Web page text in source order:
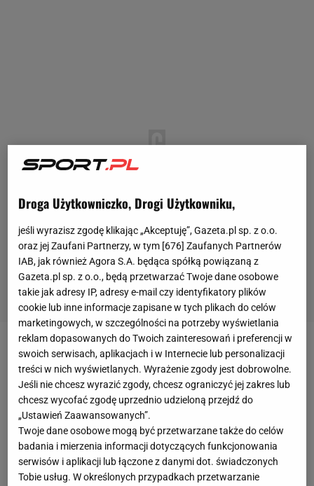
Iga Świątek (1.WTA) nie przestaje zachwycać w
WTA Finals. Polka po pewnych zwycięstwach z Darią
Kasatkiną (8. WTA) i Caroline Garcią (6. WTA) na
zakończenie fazy grupowej mierzyła się z Coco
Gauff (4. WTA). Liderka światowego rankingu już
przed tym spotkaniem była pewna awansu do
półfinału, jednak przypieczętowała miejsce w
Droga Użytkowniczko, Drogi Użytkowniku,
jeśli wyrazisz zgodę klikając „Akceptuję”, Gazeta.pl sp. z o.o.
oraz jej Zaufani Partnerzy, w tym [676] Zaufanych Partnerów
IAB, jak również Agora S.A. będąca spółką powiązaną z
Gazeta.pl sp. z o.o., będą przetwarzać Twoje dane osobowe
takie jak adresy IP, adresy e-mail czy identyfikatory plików
cookie lub inne informacje zapisane w tych plikach do celów
marketingowych, w szczególności na potrzeby wyświetlania
reklam dopasowanych do Twoich zainteresowań i preferencji w
swoich serwisach, aplikacjach i w Internecie lub personalizacji
treści w nich wyświetlanych. Wyrażenie zgody jest dobrowolne.
Jeśli nie chcesz wyrazić zgody, chcesz ograniczyć jej zakres lub
chcesz wycofać zgodę uprzednio udzieloną przejdź do
„Ustawień Zaawansowanych”.
Twoje dane osobowe mogą być przetwarzane także do celów
badania i mierzenia informacji dotyczących funkcjonowania
serwisów i aplikacji lub łączone z danymi dot. świadczonych
Tobie usług. W określonych przypadkach przetwarzanie